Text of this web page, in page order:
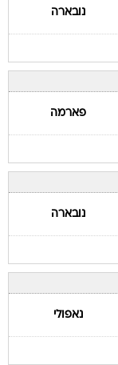
נובארה
פארמה
נובארה
נאפולי